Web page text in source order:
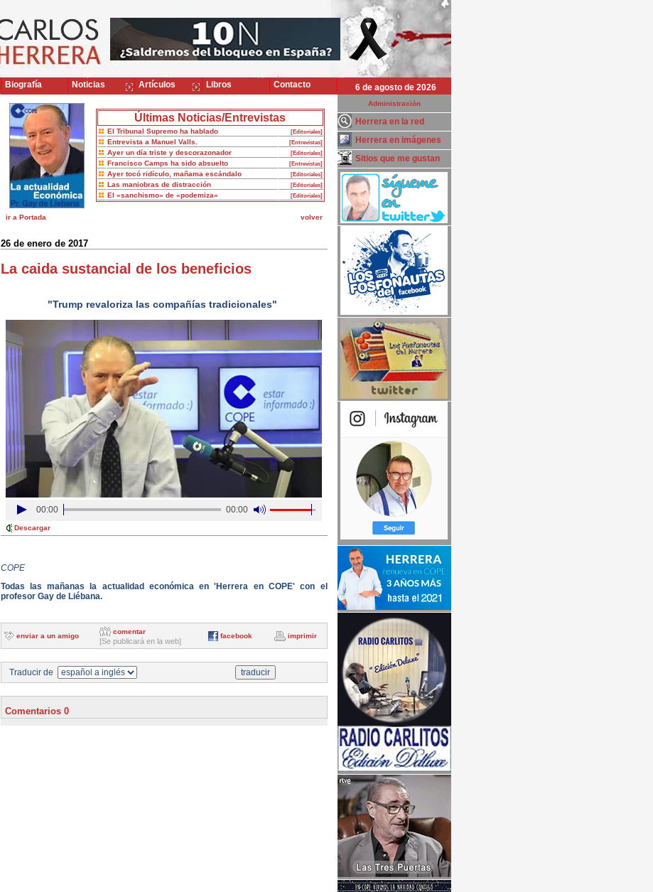
6 de agosto de 2026
Últimas Noticias/Entrevistas
El Tribunal Supremo ha hablado [Editoriales]
Entrevista a Manuel Valls. [Entrevistas]
Ayer un día triste y descorazonador [Editoriales]
Francisco Camps ha sido absuelto [Entrevistas]
Ayer tocó ridículo, mañama escándalo [Editoriales]
Las maniobras de distracción [Editoriales]
El «sanchismo» de «podemiza» [Editoriales]
ir a Portada volver
26 de enero de 2017
La caida sustancial de los beneficios
"Trump revaloriza las compañías tradicionales"
00:00 00:00
Descargar
COPE
Todas las mañanas la actualidad económica en 'Herrera en COPE' con el
profesor Gay de Liébana.
enviar a un amigo
comentar
[Se publicará en la web]
facebook imprimir
Traducir de
Comentarios 0
Administración
Herrera en la red
Herrera en imágenes
Sitios que me gustan
Biografía Noticias Artículos Libros Contacto